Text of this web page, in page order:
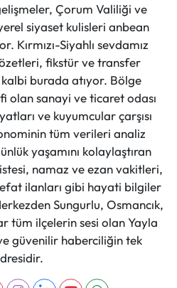
Çorum Valiliği ve
siyaset kulisleri anbean
Kırmızı-Siyahlı sevdamız
fikstür ve transfer
burada atıyor. Bölge
olan sanayi ve ticaret odası
ve kuyumcular çarşısı
tüm verileri analiz
yaşamını kolaylaştıran
namaz ve ezan vakitleri,
ilanları gibi hayati bilgiler
Sungurlu, Osmancık,
tüm ilçelerin sesi olan Yayla
güvenilir haberciliğin tek